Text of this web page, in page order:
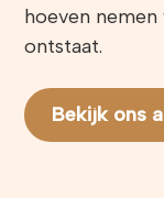
hoeven
ontstaat.
Bekijk ons